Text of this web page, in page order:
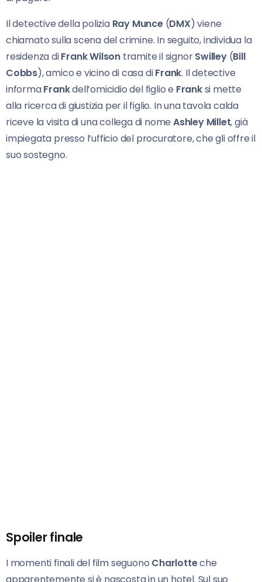
Il detective della polizia Ray Munce(DMX) viene
chiamato sulla scena del crimine. In seguito, individua la
residenza diFrank Wilson tramite il signorSwilley(Bill
Cobbs), amico e vicino di casa diFrank. Il detective
informaFrankdell’omicidio del figlio e Franksi mette
alla ricerca di giustizia per il figlio. In una tavola calda
riceve la visita di una collega di nomeAshley Millet, già
impiegata presso l’ufficio del procuratore, che gli offre il
suo sostegno.
Spoiler finale
I momenti finali del film seguono Charlotteche
apparentemente si è nascosta in un hotel. Sul suo